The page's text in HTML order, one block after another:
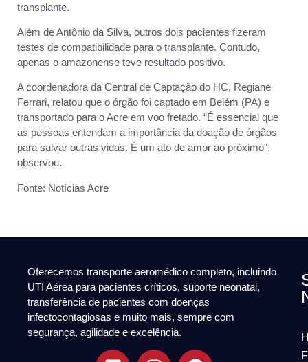
transplante.
Além de Antônio da Silva, outros dois pacientes fizeram
testes de compatibilidade para o transplante. Contudo,
apenas o amazonense teve resultado positivo.
A coordenadora da Central de Captação do HC, Regiane
Ferrari, relatou que o órgão foi captado em Belém (PA) e
transportado para o Acre em voo fretado. “É essencial que
as pessoas entendam a importância da doação de órgãos
para salvar outras vidas. É um ato de amor ao próximo”,
observou.
Fonte: Notícias Acre
Oferecemos transporte aeromédico completo, incluindo
UTI Aérea para pacientes críticos, suporte neonatal,
transferência de pacientes com doenças
infectocontagiosas e muito mais, sempre com
segurança, agilidade e excelência.